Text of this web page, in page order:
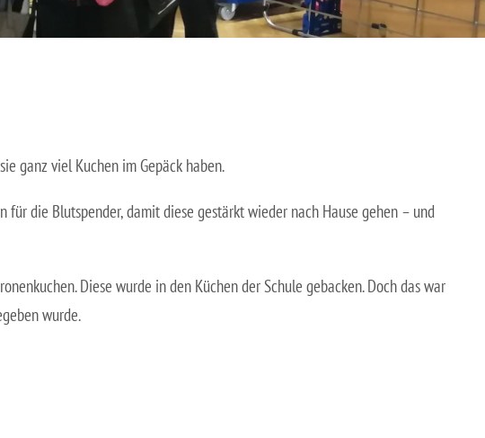
ganz viel Kuchen im Gepäck haben.
die Blutspender, damit diese gestärkt wieder nach Hause gehen – und
Diese wurde in den Küchen der Schule gebacken. Doch das war
wurde.